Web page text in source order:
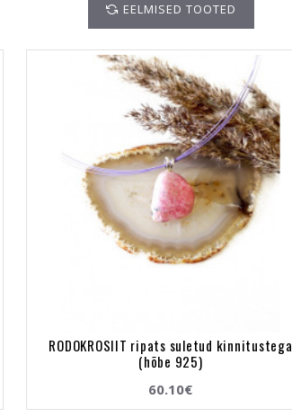
EELMISED TOOTED
RODOKROSIIT ripats suletud kinnitustega
(hõbe 925)
60.10€